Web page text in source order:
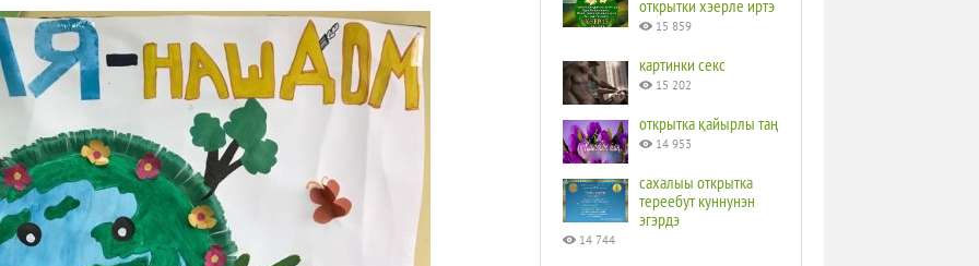
открытки хэерле иртэ
15 859
картинки секс
15 202
открытка қайырлы таң
14 953
сахалыы открытка
тереебут куннунэн
эгэрдэ
14 744